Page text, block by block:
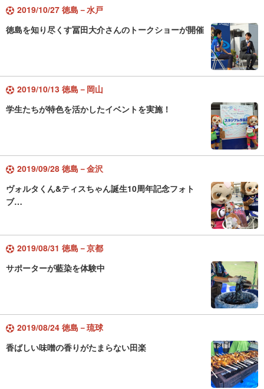
2019/10/27 徳島－水戸
徳島を知り尽くす冨田大介さんのトークショーが開催
2019/10/13 徳島－岡山
学生たちが特色を活かしたイベントを実施！
2019/09/28 徳島－金沢
ヴォルタくん&ティスちゃん誕生10周年記念フォト
ブ…
2019/08/31 徳島－京都
サポーターが藍染を体験中
2019/08/24 徳島－琉球
香ばしい味噌の香りがたまらない田楽